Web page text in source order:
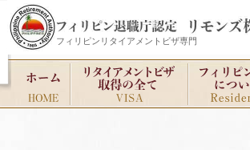
フィリピンリタイアメントビザ専門